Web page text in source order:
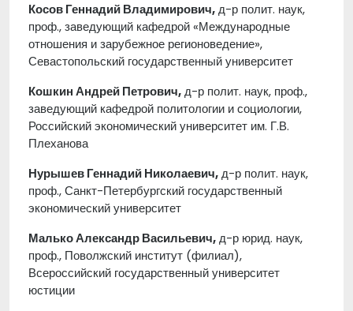
Косов Геннадий Владимирович,д-р полит. наук,
проф., заведующий кафедрой «Международные
отношения и зарубежное регионоведение»,
Севастопольский государственный университет
Кошкин Андрей Петрович,д-р полит. наук, проф.,
заведующий кафедрой политологии и социологии,
Российский экономический университет им. Г.В.
Плеханова
Нурышев Геннадий Николаевич,д-р полит. наук,
проф., Санкт-Петербургский государственный
экономический университет
Малько Александр Васильевич,д-р юрид. наук,
проф., Поволжский институт (филиал),
Всероссийский государственный университет
юстиции